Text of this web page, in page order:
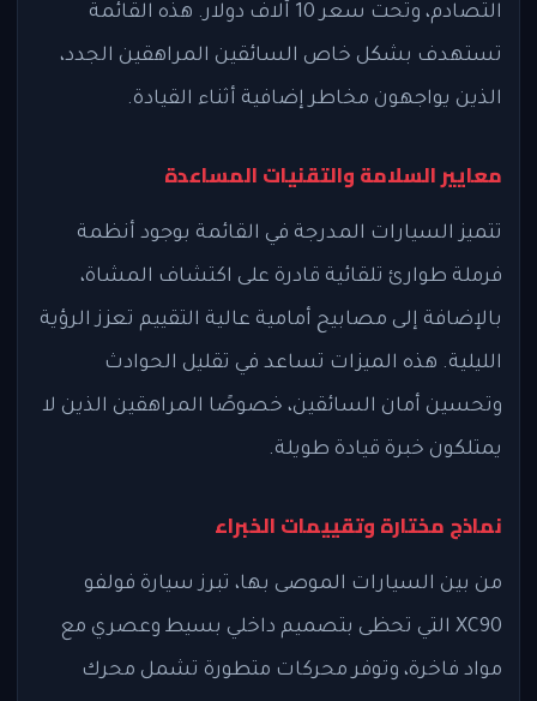
التصادم، وتحت سعر 10 آلاف دولار. هذه القائمة
تستهدف بشكل خاص السائقين المراهقين الجدد،
الذين يواجهون مخاطر إضافية أثناء القيادة.
معايير السلامة والتقنيات المساعدة
تتميز السيارات المدرجة في القائمة بوجود أنظمة
فرملة طوارئ تلقائية قادرة على اكتشاف المشاة،
بالإضافة إلى مصابيح أمامية عالية التقييم تعزز الرؤية
الليلية. هذه الميزات تساعد في تقليل الحوادث
وتحسين أمان السائقين، خصوصًا المراهقين الذين لا
يمتلكون خبرة قيادة طويلة.
نماذج مختارة وتقييمات الخبراء
من بين السيارات الموصى بها، تبرز سيارة فولفو
XC90 التي تحظى بتصميم داخلي بسيط وعصري مع
مواد فاخرة، وتوفر محركات متطورة تشمل محرك